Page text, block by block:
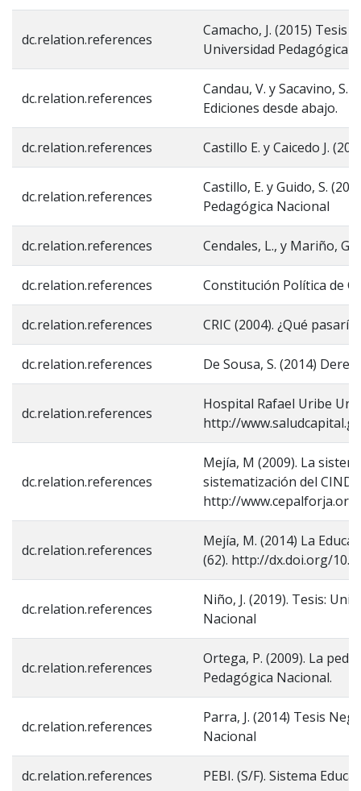
dc.relation.references
Camacho, J. (2015)
Universidad Pedagógica
dc.relation.references
Candau, V. y Sacavino,
Ediciones desde abajo.
dc.relation.references Castillo E. y Caicedo J.
dc.relation.references
Castillo, E. y Guido, S.
Pedagógica Nacional
dc.relation.references Cendales, L., y Mariño,
dc.relation.references Constitución Política de
dc.relation.references CRIC (2004). ¿Qué
dc.relation.references De Sousa, S. (2014)
dc.relation.references
Hospital Rafael Uribe
http://
dc.relation.references
Mejía, M (2009). La
sistematización del
http://
dc.relation.references
Mejía, M. (2014) La
(62). http://dx.doi.org/
dc.relation.references
Niño, J. (2019). Tesis:
Nacional
dc.relation.references
Ortega, P. (2009). La
Pedagógica Nacional.
dc.relation.references
Parra, J. (2014) Tesis
Nacional
dc.relation.references PEBI. (S/F). Sistema